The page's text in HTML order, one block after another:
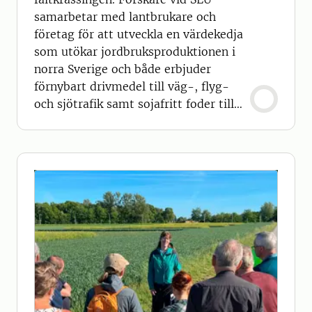
samarbetar med lantbrukare och
företag för att utveckla en värdekedja
som utökar jordbruksproduktionen i
norra Sverige och både erbjuder
förnybart drivmedel till väg-, flyg-
och sjötrafik samt sojafritt foder till